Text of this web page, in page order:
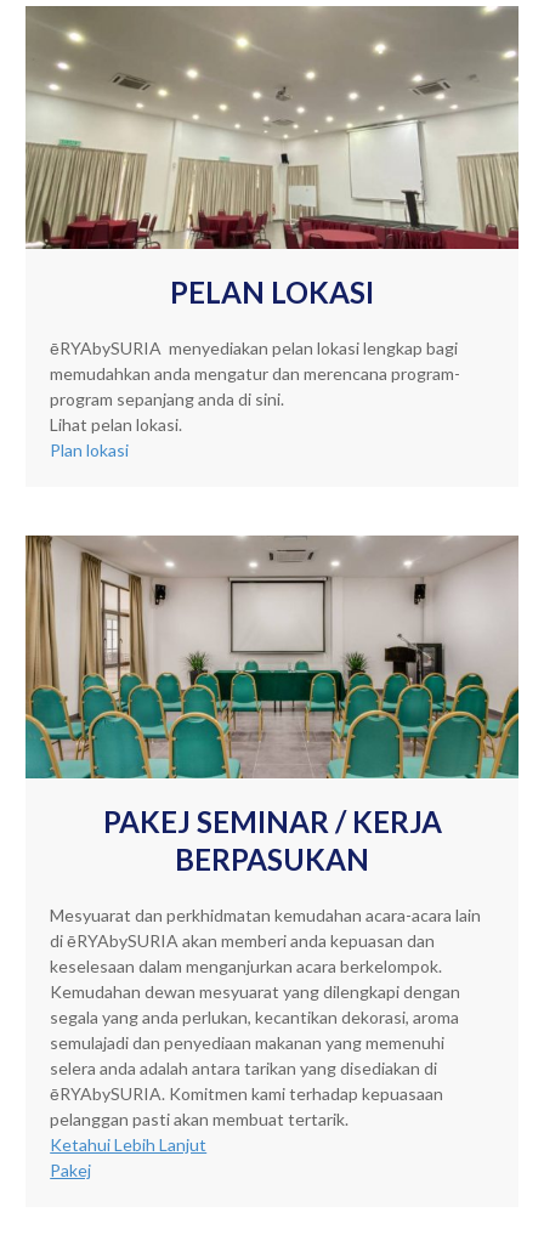
PELAN LOKASI
ēRYAbySURIA menyediakan pelan lokasi lengkap bagi
memudahkan anda mengatur dan merencana program-
program sepanjang anda di sini.
Lihat pelan lokasi.
Plan lokasi
PAKEJ SEMINAR / KERJA
BERPASUKAN
Mesyuarat dan perkhidmatan kemudahan acara-acara lain
di ēRYAbySURIA akan memberi anda kepuasan dan
keselesaan dalam menganjurkan acara berkelompok.
Kemudahan dewan mesyuarat yang dilengkapi dengan
segala yang anda perlukan, kecantikan dekorasi, aroma
semulajadi dan penyediaan makanan yang memenuhi
selera anda adalah antara tarikan yang disediakan di
ēRYAbySURIA. Komitmen kami terhadap kepuasaan
pelanggan pasti akan membuat tertarik.
Ketahui Lebih Lanjut
Pakej